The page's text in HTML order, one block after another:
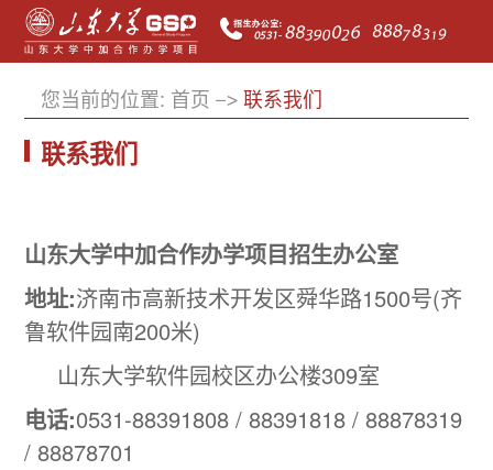
您当前的位置: 首页 联系我们
联系我们
山东大学中加合作办学项目招生办公室
地址:济南市高新技术开发区舜华路1500号(齐
鲁软件园南200米)
山东大学软件园校区办公楼309室
电话:0531-88391808 / 88391818 / 88878319
/ 88878701